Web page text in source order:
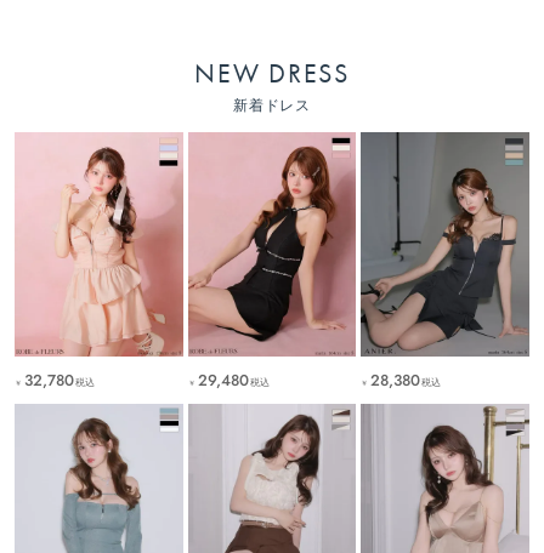
NEW DRESS
新着ドレス
￥ 32,780税込 ￥ 29,480税込 ￥ 28,380税込